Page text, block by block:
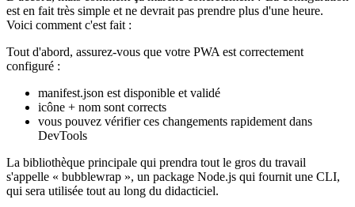
Un nouveau TWA, s'il vous plaît !
D'accord, mais comment ça marche concrètement ? La configuration
est en fait très simple et ne devrait pas prendre plus d'une heure.
Voici comment c'est fait :
Tout d'abord, assurez-vous que votre PWA est correctement
configuré :
manifest.json est disponible et validé
icône + nom sont corrects
vous pouvez vérifier ces changements rapidement dans
DevTools